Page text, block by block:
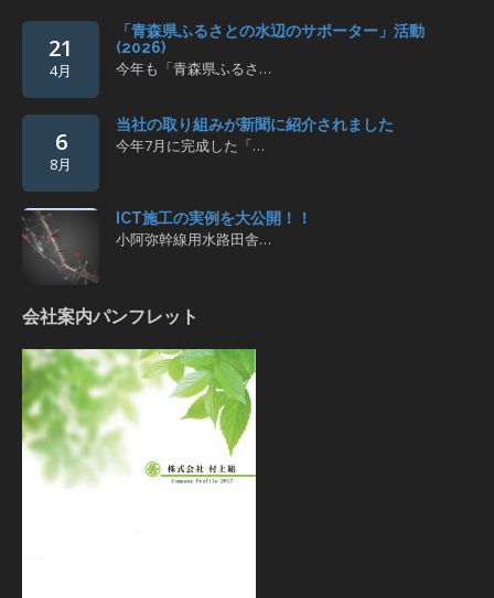
21
4月
「青森県ふるさとの水辺のサポーター」活動
(2026)
今年も「青森県ふるさ…
6
8月
当社の取り組みが新聞に紹介されました
今年7月に完成した「…
ICT施工の実例を大公開！！
小阿弥幹線用水路田舎…
会社案内パンフレット